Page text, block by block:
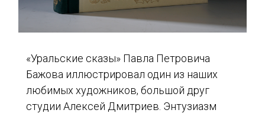
«Уральские сказы» Павла Петровича
Бажова иллюстрировал один из наших
любимых художников, большой друг
студии Алексей Дмитриев. Энтузиазм